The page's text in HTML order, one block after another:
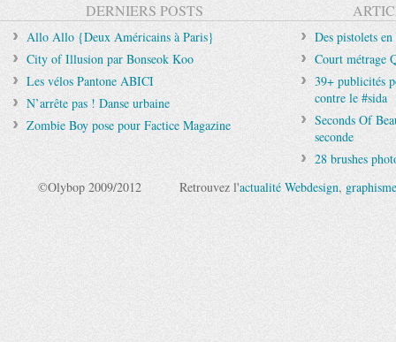
DERNIERS POSTS
Allo Allo {Deux Américains à Paris}
City of Illusion par Bonseok Koo
Les vélos Pantone ABICI
N’arrête pas ! Danse urbaine
Zombie Boy pose pour Factice Magazine
Des pistolets
Court métrage
39+ publicités
contre le #sida
Seconds Of
seconde
28 brushes
©Olybop 2009/2012
Retrouvez l'actualité Webdesign, graphisme